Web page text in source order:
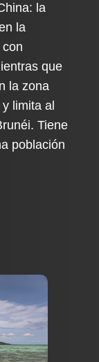
la
la
que
la zona
limita al
Tiene
población